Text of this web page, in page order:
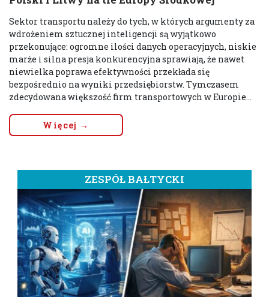
Sektor transportu należy do tych, w których argumenty za
wdrożeniem sztucznej inteligencji są wyjątkowo
przekonujące: ogromne ilości danych operacyjnych, niskie
marże i silna presja konkurencyjna sprawiają, że nawet
niewielka poprawa efektywności przekłada się
bezpośrednio na wyniki przedsiębiorstw. Tymczasem
zdecydowana większość firm transportowych w Europie...
Więcej →
ZESPÓŁ BAŁTYCKI